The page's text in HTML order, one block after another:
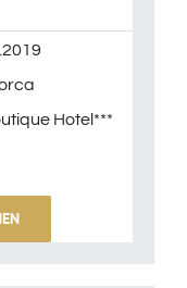
Hotel***